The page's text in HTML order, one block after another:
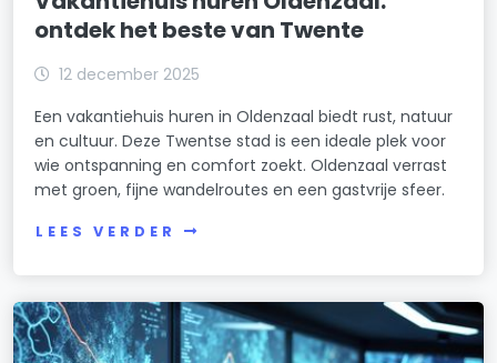
ontdek het beste van Twente
12 december 2025
Een vakantiehuis huren in Oldenzaal biedt rust, natuur
en cultuur. Deze Twentse stad is een ideale plek voor
wie ontspanning en comfort zoekt. Oldenzaal verrast
met groen, fijne wandelroutes en een gastvrije sfeer.
LEES VERDER